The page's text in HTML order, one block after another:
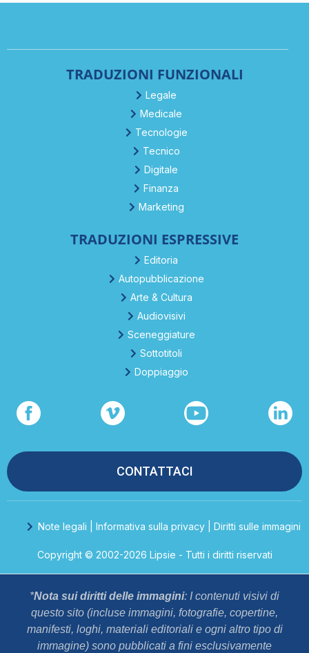
TRADUZIONI FUNZIONALI
Legale
Medicale
Tecnologie
Tecnico
Digitale
Finanza
Marketing
TRADUZIONI ESPRESSIVE
Editoria
Autopubblicazione
Arte & Cultura
Audiovisivi
Sceneggiature
Sottotitoli
Doppiaggio
CONTATTACI
Copyright © 2002-2026 Lipsie - Tutti i diritti riservati
Note legali | Informativa sulla privacy | Diritti sulle immagini
*Nota sui diritti delle immagini: I contenuti visivi di
questo sito (incluse immagini, fotografie, copertine,
manifesti, loghi, materiali editoriali e ogni altro tipo di
immagine) sono pubblicati a fini esclusivamente